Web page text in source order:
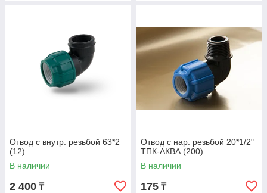
Отвод с внутр. резьбой 63*2
(12)
В наличии
2 400 ₸
Отвод с нар. резьбой 20*1/2"
ТПК-АКВА (200)
В наличии
175 ₸